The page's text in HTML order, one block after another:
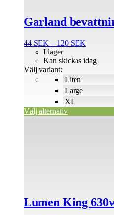
Garland
44 SEK – 120 SEK
till
Liten
Large
XL
I lager
Kan skickas idag
Välj variant:
Välj alternativ
kan
väljas
produktsidan
Lumen King